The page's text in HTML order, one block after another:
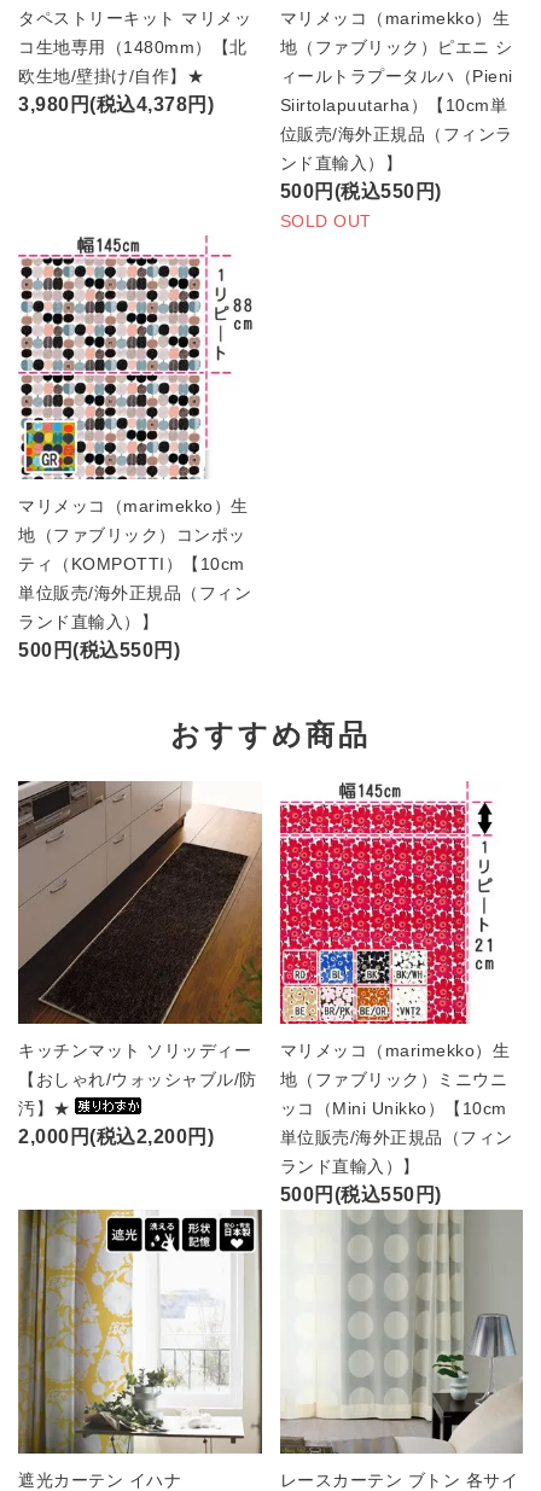
タペストリーキット マリメッ
コ生地専用（1480mm）【北
欧生地/壁掛け/自作】★
3,980円(税込4,378円)
マリメッコ（marimekko）生
地（ファブリック）ピエニ シ
ィールトラプータルハ（Pieni
Siirtolapuutarha）【10cm単
位販売/海外正規品（フィンラ
ンド直輸入）】
500円(税込550円)
SOLD OUT
マリメッコ（marimekko）生
地（ファブリック）コンポッ
ティ（KOMPOTTI）【10cm
単位販売/海外正規品（フィン
ランド直輸入）】
500円(税込550円)
おすすめ商品
キッチンマット ソリッディー
【おしゃれ/ウォッシャブル/防
汚】★
2,000円(税込2,200円)
マリメッコ（marimekko）生
地（ファブリック）ミニウニ
ッコ（Mini Unikko）【10cm
単位販売/海外正規品（フィン
ランド直輸入）】
500円(税込550円)
遮光カーテン イハナ
レースカーテン ブトン 各サイ